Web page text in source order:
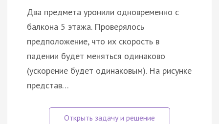
Два предмета уронили одновременно с
балкона 5 этажа. Проверялось
предположение, что их скорость в
падении будет меняться одинаково
(ускорение будет одинаковым). На рисунке
представ…